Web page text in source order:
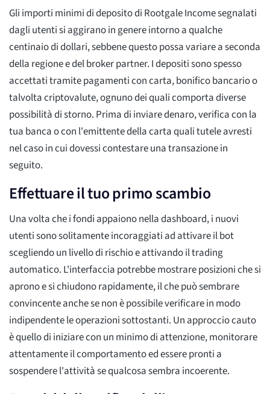
Gli importi minimi di deposito di Rootgale Income segnalati
dagli utenti si aggirano in genere intorno a qualche
centinaio di dollari, sebbene questo possa variare a seconda
della regione e del broker partner. I depositi sono spesso
accettati tramite pagamenti con carta, bonifico bancario o
talvolta criptovalute, ognuno dei quali comporta diverse
possibilità di storno. Prima di inviare denaro, verifica con la
tua banca o con l'emittente della carta quali tutele avresti
nel caso in cui dovessi contestare una transazione in
seguito.
Effettuare il tuo primo scambio
Una volta che i fondi appaiono nella dashboard, i nuovi
utenti sono solitamente incoraggiati ad attivare il bot
scegliendo un livello di rischio e attivando il trading
automatico. L'interfaccia potrebbe mostrare posizioni che si
aprono e si chiudono rapidamente, il che può sembrare
convincente anche se non è possibile verificare in modo
indipendente le operazioni sottostanti. Un approccio cauto
è quello di iniziare con un minimo di attenzione, monitorare
attentamente il comportamento ed essere pronti a
sospendere l'attività se qualcosa sembra incoerente.